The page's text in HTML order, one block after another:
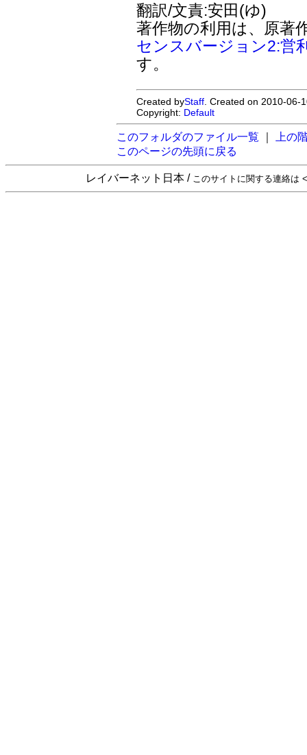
翻訳/文責:安田(ゆ)
著作物の利用は、原著
センスバージョン2:営
す。
Created byStaff . Created on 2010-
Copyright: Default
このフォルダのファイル一覧
上の
このページの先頭に戻る
レイバーネット日本 / このサイトに関する連絡は